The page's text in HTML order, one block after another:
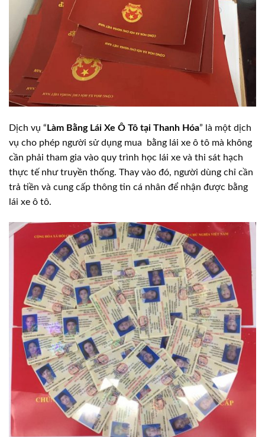
Dịch vụ “ Làm Bằng Lái Xe Ô Tô tại Thanh Hóa” là một dịch
vụ cho phép người sử dụng mua bằng lái xe ô tô mà không
cần phải tham gia vào quy trình học lái xe và thi sát hạch
thực tế như truyền thống. Thay vào đó, người dùng chỉ cần
trả tiền và cung cấp thông tin cá nhân để nhận được bằng
lái xe ô tô.